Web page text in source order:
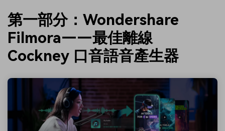
第一部分：Wondershare
Filmora——最佳離線
Cockney 口音語音產生器